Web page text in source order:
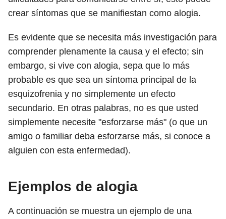
crear síntomas que se manifiestan como alogia.
Es evidente que se necesita más investigación para
comprender plenamente la causa y el efecto; sin
embargo, si vive con alogia, sepa que lo más
probable es que sea un síntoma principal de la
esquizofrenia y no simplemente un efecto
secundario. En otras palabras, no es que usted
simplemente necesite "esforzarse más" (o que un
amigo o familiar deba esforzarse más, si conoce a
alguien con esta enfermedad).
Ejemplos de alogia
A continuación se muestra un ejemplo de una